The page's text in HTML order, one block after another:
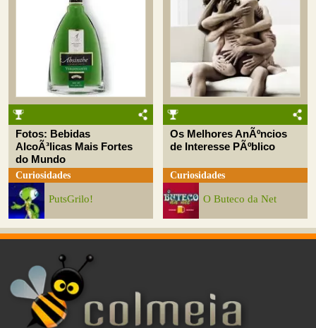
Fotos: Bebidas
AlcoÃ³licas Mais Fortes
do Mundo
Curiosidades
PutsGrilo!
Os Melhores AnÃºncios
de Interesse PÃºblico
Curiosidades
O Buteco da Net